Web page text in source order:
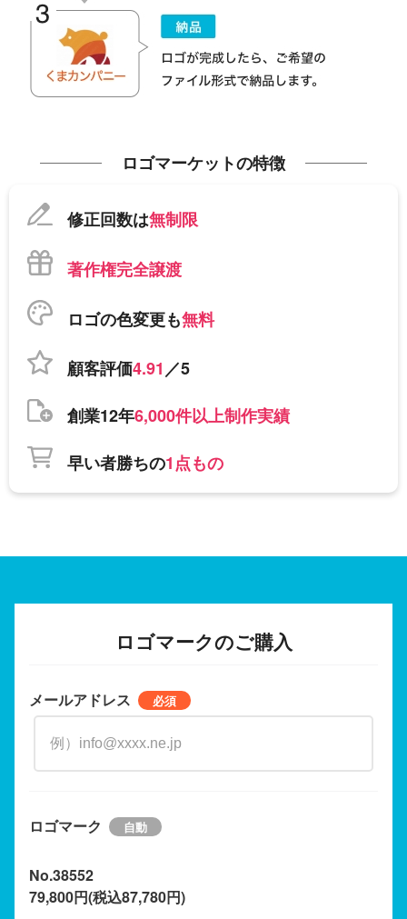
ロゴマーケットの特徴
修正回数は無制限
著作権完全譲渡
ロゴの色変更も無料
顧客評価4.91／5
創業12年6,000件以上制作実績
早い者勝ちの1点もの
ロゴマークのご購入
メールアドレス
ロゴマーク
No.38552
79,800円(税込87,780円)